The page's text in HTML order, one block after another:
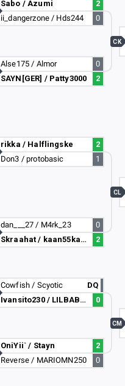
Sabo / Azumi
2
ii_dangerzone / Hds244
0
Alse175 / Almor
0
SAYN[GER] / Patty3000
2
rikka / Halflingske
2
Don3 / protobasic
1
dan___27 / M4rk_23
0
Skraahat / kaan55karacaer
2
Cowfish / Scyotic
DQ
Ivansito230 / LILBABYDAD
0
OniYii` / Stayn
2
Reverse / MARIOMN250
0
CK
CL
CM